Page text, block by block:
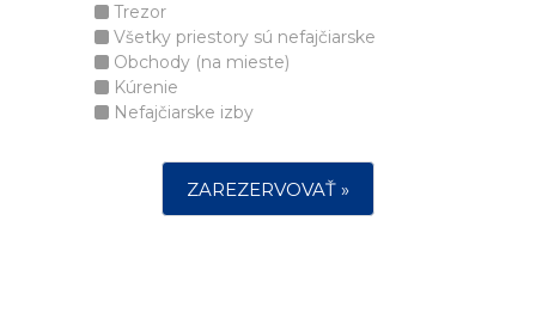
Trezor
Všetky priestory sú nefajčiarske
Obchody (na mieste)
Kúrenie
Nefajčiarske izby
ZAREZERVOVAŤ »